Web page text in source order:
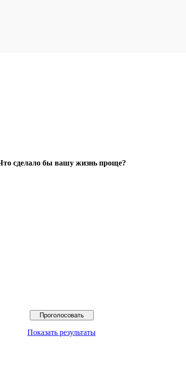
сделало бы вашу жизнь проще?
Показать результаты